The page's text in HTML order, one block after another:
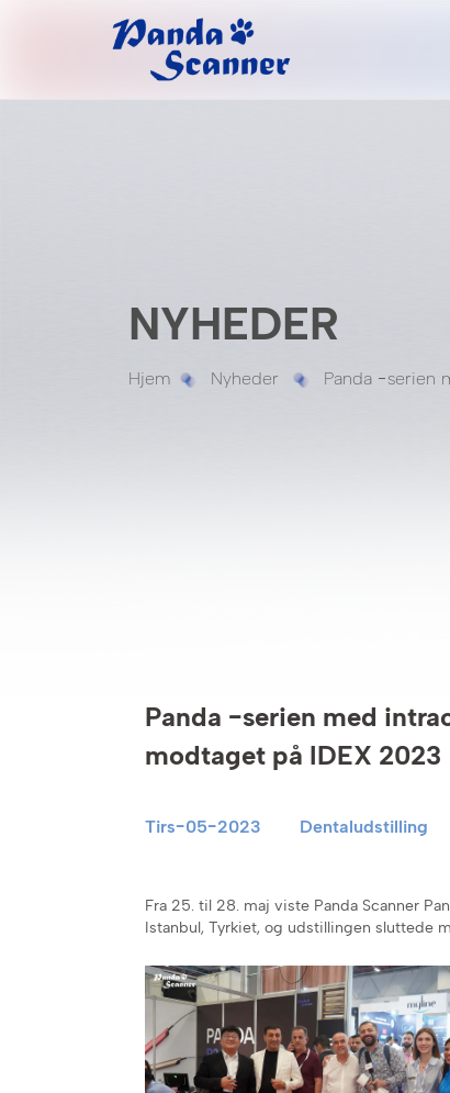
NYHEDER
Hjem Nyheder Panda -serien
Panda -serien med
modtaget på IDEX 2023
Tirs-05-2023 Dentaludstilling
Fra 25. til 28. maj viste Panda Scanner
Istanbul, Tyrkiet, og udstillingen sluttede